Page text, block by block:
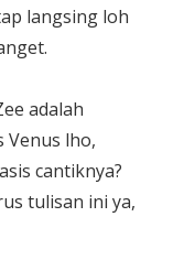
langsing loh
adalah
Venus lho,
cantiknya?
tulisan ini ya,